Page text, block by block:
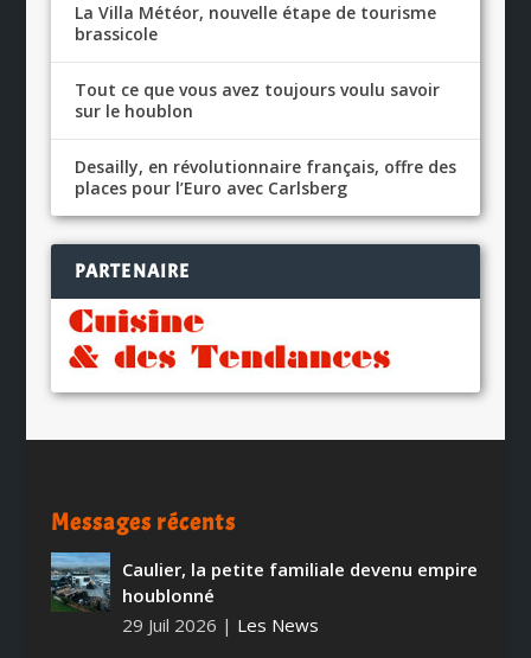
La Villa Météor, nouvelle étape de tourisme
brassicole
Tout ce que vous avez toujours voulu savoir
sur le houblon
Desailly, en révolutionnaire français, offre des
places pour l’Euro avec Carlsberg
PARTENAIRE
Messages récents
Caulier, la petite familiale devenu empire
houblonné
29 Juil 2026 | Les News